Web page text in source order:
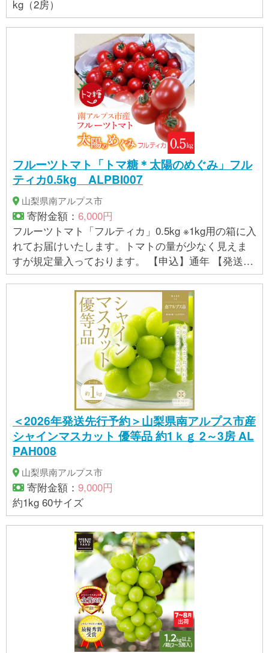
kg（2房）
フルーツトマト「トマ糖＊太陽のめぐみ」フル
ティカ0.5kg ALPBI007
山梨県南アルプス市
寄附金額： 6,000円
フルーツトマト「フルティカ」0.5kg ※1kg用の箱に入
れてお届けいたします。トマトの量が少なく見えま
すが規定量入っております。 【申込】通年 【発送】
出荷時期：寄付受付後6ヶ月以内に発送（収穫量の都
合上それ以上かかる場合もございますので、恐れ入
りますがご了承下さい） 【提供】小林建設株式会社
【注意事項/その他】 ※完熟での収穫のため、輸送中
にトマトに割れが生じることがございます。これを
防止することはできませんので、ご理解いただきま
すようお願い申し上げます。(梱包の際に規格量より
余分にお詰めしております。) ※画像はイメージで
す。 ※生育状況により出荷が遅れる場合がございま
す。ご了承ください。 ※市内で栽培から梱包発送まで
を行っています。
＜2026年発送先行予約＞山梨県南アルプス市産
シャインマスカット 優等品 約1ｋｇ 2～3房 AL
PAH008
山梨県南アルプス市
寄附金額： 9,000円
約1kg 60サイズ